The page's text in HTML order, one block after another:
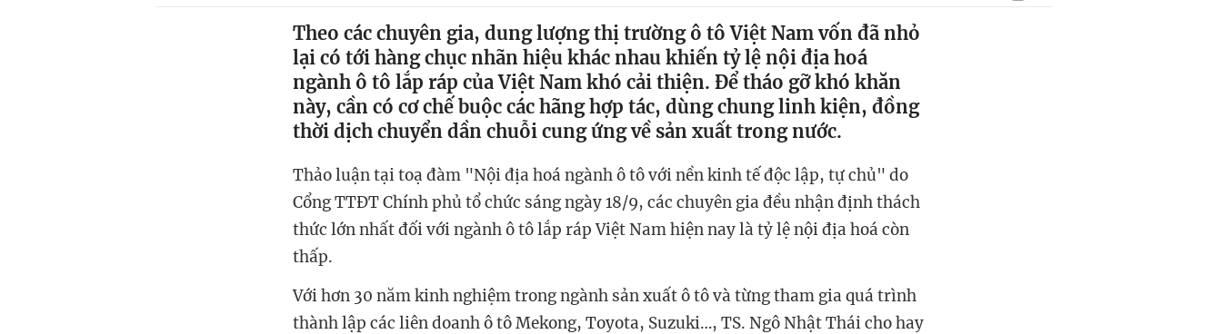
Theo các chuyên gia, dung lượng thị trường ô tô Việt Nam vốn đã nhỏ
lại có tới hàng chục nhãn hiệu khác nhau khiến tỷ lệ nội địa hoá
ngành ô tô lắp ráp của Việt Nam khó cải thiện. Để tháo gỡ khó khăn
này, cần có cơ chế buộc các hãng hợp tác, dùng chung linh kiện, đồng
thời dịch chuyển dần chuỗi cung ứng về sản xuất trong nước.
Thảo luận tại toạ đàm "Nội địa hoá ngành ô tô với nền kinh tế độc lập, tự chủ" do
Cổng TTĐT Chính phủ tổ chức sáng ngày 18/9, các chuyên gia đều nhận định thách
thức lớn nhất đối với ngành ô tô lắp ráp Việt Nam hiện nay là tỷ lệ nội địa hoá còn
thấp.
Với hơn 30 năm kinh nghiệm trong ngành sản xuất ô tô và từng tham gia quá trình
thành lập các liên doanh ô tô Mekong, Toyota, Suzuki…, TS. Ngô Nhật Thái cho hay